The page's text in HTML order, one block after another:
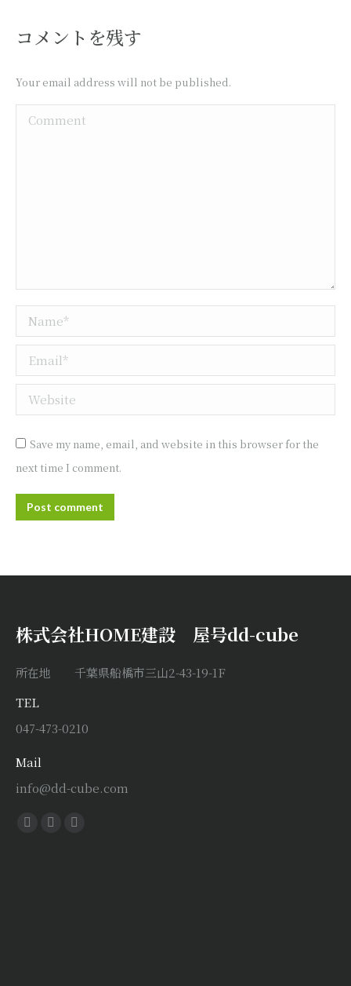
コメントを残す
Your email address will not be published.
Comment
Name *
Email *
Website
Save my name, email, and website in this browser for the
next time I comment.
Post comment
株式会社HOME建設 屋号dd-cube
所在地 千葉県船橋市三山2-43-19-1F
TEL
047-473-0210
Mail
info@dd-cube.com
Find us on:
Facebook
X
Instagram